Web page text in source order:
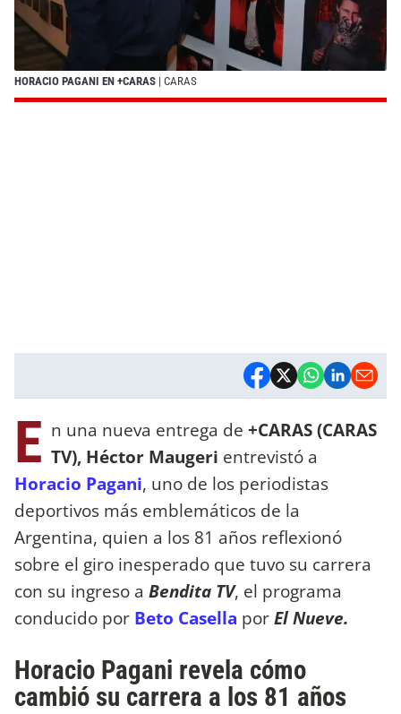
HORACIO PAGANI EN +CARAS | CARAS
E n una nueva entrega de +CARAS (CARAS
TV), Héctor Maugeri entrevistó a
Horacio Pagani, uno de los periodistas
deportivos más emblemáticos de la
Argentina, quien a los 81 años reflexionó
sobre el giro inesperado que tuvo su carrera
con su ingreso a Bendita TV, el programa
conducido por Beto Casella porEl Nueve.
Horacio Pagani revela cómo
cambió su carrera a los 81 años